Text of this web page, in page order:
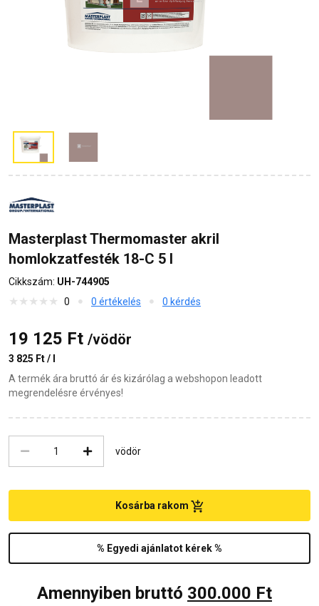
Masterplast Thermomaster akril
homlokzatfesték 18-C 5 l
Cikkszám: UH-744905
0
0 értékelés 0 kérdés
19 125 Ft /vödör
3 825 Ft / l
A termék ára bruttó ár és kizárólag a webshopon leadott
megrendelésre érvényes!
vödör
% Egyedi ajánlatot kérek %
Kosárba rakom
Amennyiben bruttó 300.000 Ft